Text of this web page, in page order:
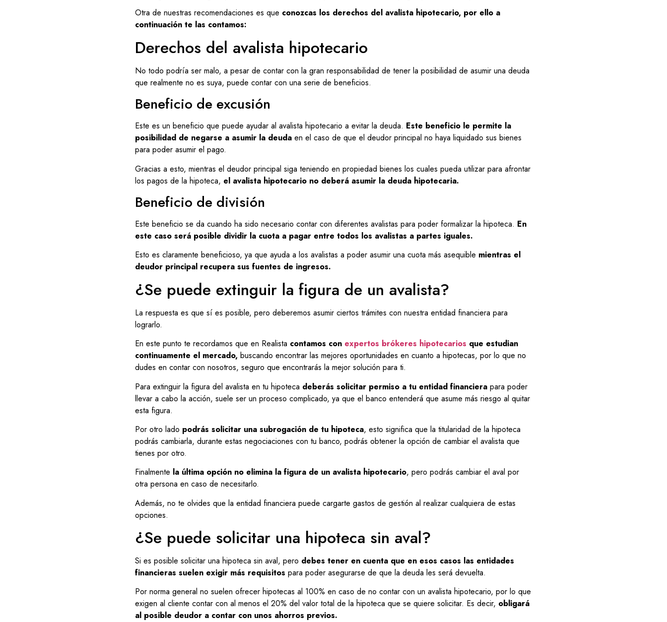
Otra de nuestras recomendaciones es que conozcas los derechos del avalista hipotecario, por ello a
continuación te las contamos:
Derechos del avalista hipotecario
No todo podría ser malo, a pesar de contar con la gran responsabilidad de tener la posibilidad de asumir una deuda
que realmente no es suya, puede contar con una serie de beneficios.
Beneficio de excusión
Este es un beneficio que puede ayudar al avalista hipotecario a evitar la deuda. Este beneficio le permite la
posibilidad de negarse a asumir la deuda en el caso de que el deudor principal no haya liquidado sus bienes
para poder asumir el pago.
Gracias a esto, mientras el deudor principal siga teniendo en propiedad bienes los cuales pueda utilizar para afrontar
los pagos de la hipoteca, el avalista hipotecario no deberá asumir la deuda hipotecaria.
Beneficio de división
Este beneficio se da cuando ha sido necesario contar con diferentes avalistas para poder formalizar la hipoteca. En
este caso será posible dividir la cuota a pagar entre todos los avalistas a partes iguales.
Esto es claramente beneficioso, ya que ayuda a los avalistas a poder asumir una cuota más asequible mientras el
deudor principal recupera sus fuentes de ingresos.
¿Se puede extinguir la figura de un avalista?
La respuesta es que sí es posible, pero deberemos asumir ciertos trámites con nuestra entidad financiera para
lograrlo.
En este punto te recordamos que en Realista contamos con expertos brókeres hipotecarios que estudian
continuamente el mercado, buscando encontrar las mejores oportunidades en cuanto a hipotecas, por lo que no
dudes en contar con nosotros, seguro que encontrarás la mejor solución para ti.
Para extinguir la figura del avalista en tu hipoteca deberás solicitar permiso a tu entidad financiera para poder
llevar a cabo la acción, suele ser un proceso complicado, ya que el banco entenderá que asume más riesgo al quitar
esta figura.
Por otro lado podrás solicitar una subrogación de tu hipoteca, esto significa que la titularidad de la hipoteca
podrás cambiarla, durante estas negociaciones con tu banco, podrás obtener la opción de cambiar el avalista que
tienes por otro.
Finalmente la última opción no elimina la figura de un avalista hipotecario, pero podrás cambiar el aval por
otra persona en caso de necesitarlo.
Además, no te olvides que la entidad financiera puede cargarte gastos de gestión al realizar cualquiera de estas
opciones.
¿Se puede solicitar una hipoteca sin aval?
Si es posible solicitar una hipoteca sin aval, pero debes tener en cuenta que en esos casos las entidades
financieras suelen exigir más requisitos para poder asegurarse de que la deuda les será devuelta.
Por norma general no suelen ofrecer hipotecas al 100% en caso de no contar con un avalista hipotecario, por lo que
exigen al cliente contar con al menos el 20% del valor total de la hipoteca que se quiere solicitar. Es decir, obligará
al posible deudor a contar con unos ahorros previos.